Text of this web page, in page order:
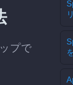
プで